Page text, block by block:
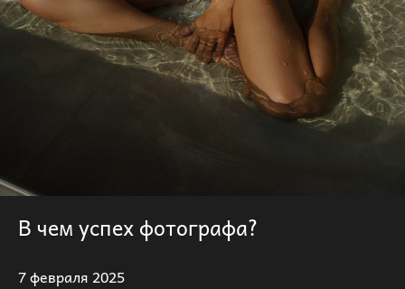
В чем успех фотографа?
7 февраля 2025